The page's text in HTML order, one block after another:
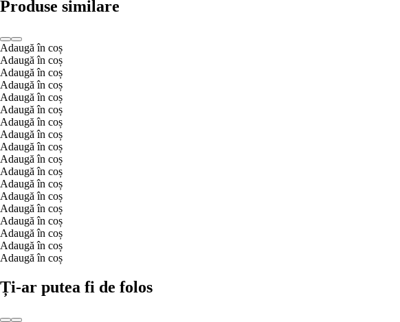
Produse similare
Adaugă în coș
Adaugă în coș
Adaugă în coș
Adaugă în coș
Adaugă în coș
Adaugă în coș
Adaugă în coș
Adaugă în coș
Adaugă în coș
Adaugă în coș
Adaugă în coș
Adaugă în coș
Adaugă în coș
Adaugă în coș
Adaugă în coș
Adaugă în coș
Adaugă în coș
Adaugă în coș
Ți-ar putea fi de folos